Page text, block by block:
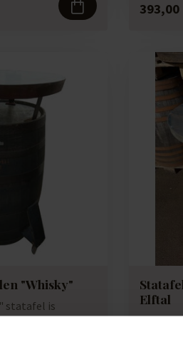
393,00
"Whisky"
statafel is
authentieke
Elftal
Statafel